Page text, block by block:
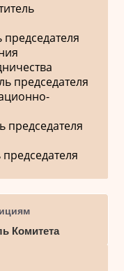
председателя
председателя
Комитета